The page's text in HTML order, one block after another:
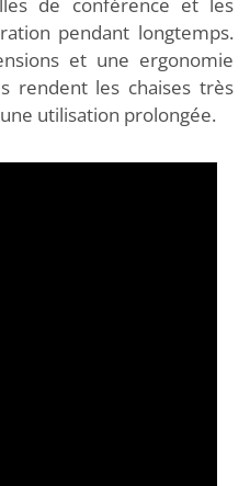
pendant longtemps.
et une ergonomie
rendent les chaises très
utilisation prolongée.